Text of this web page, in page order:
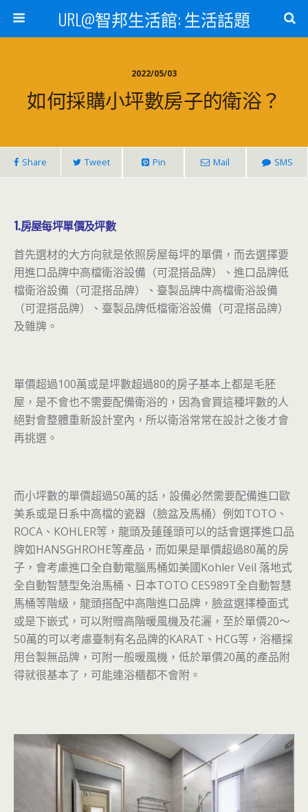
URL@智邦生活館: 生活話題
2022/05/03
如何採購小坪數房子的衛浴？
Share Tweet Pin Mail SMS
1.房屋每坪單價及坪數
首先選材的大方向就是依照房屋每坪的單價，而去選擇要
用進口品牌中高檔衛浴設備（可混搭品牌）、進口品牌低
檔衛浴設備（可混搭品牌）、臺製品牌中高檔衛浴設備
（可混搭品牌）、臺製品牌低檔衛浴設備（可混搭品牌）
及雜牌。
單價超過100萬或是坪數超過80的房子基本上都是毛胚
屋，是不會也不需要配備衛浴的，因為會買這種坪數的人
絕對會整體重新設計室內，所以衛浴常常在設計之後才會
再挑選。
而小坪數的單價超過50萬的話，設備必然需要配備進口歐
美系或是日系中高檔的瓷器（臉盆及馬桶）例如TOTO、
ROCA、KOHLER等，龍頭及蓮蓬頭可以的話會選擇進口品
牌如HANSGHROHE等產品，而如果是單價超過80萬的房
子，會考慮進口全自動電腦馬桶如美國Kohler Veil 落地式
全自動智慧型免治馬桶、日本TOTO CES989T全自動智慧
馬桶等階級，龍頭搭配中高階進口品牌，臉盆選擇檯面式
或是下嵌式，可以附贈高階暖風機及花灑，至於單價20～
50萬的可以考慮臺制有名品牌的KARAT、HCG等，浴櫃採
用台製無品牌，可附一般暖風機，低於單價20萬的產品附
得就很基本了，可能連浴櫃都不會附。